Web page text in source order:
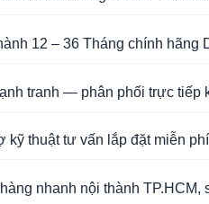
12 – 36 Tháng chính
tranh — phân phối trực tiếp
kỹ thuật tư vấn lắp đặt miễn phí
nhanh nội thành TP.HCM,